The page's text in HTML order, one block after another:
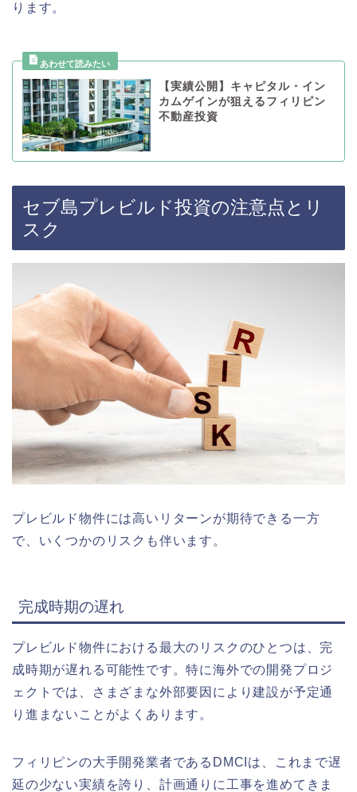
ります。
【実績公開】キャピタル・イン
カムゲインが狙えるフィリピン
不動産投資
セブ島プレビルド投資の注意点とリ
スク
プレビルド物件には高いリターンが期待できる一方
で、いくつかのリスクも伴います。
完成時期の遅れ
プレビルド物件における最大のリスクのひとつは、 完
成時期が遅れる可能性です。特に海外での開発プロジ
ェクトでは、さまざまな外部要因により建設が予定通
り進まないことがよくあります。
フィリピンの大手開発業者である DMCI は、これまで遅
延の少ない実績を誇り、計画通りに工事を進めてきま